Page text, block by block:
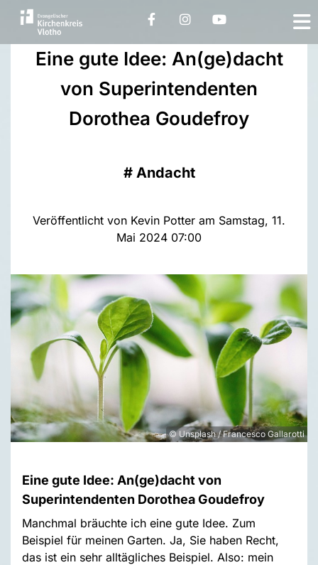
Eine gute Idee: An(ge)dacht
von Superintendenten
Dorothea Goudefroy
# Andacht
Veröffentlicht von Kevin Potter am Samstag, 11.
Mai 2024 07:00
© Unsplash / Francesco Gallarotti
Eine gute Idee: An(ge)dacht von
Superintendenten Dorothea Goudefroy
Manchmal bräuchte ich eine gute Idee. Zum
Beispiel für meinen Garten. Ja, Sie haben Recht,
das ist ein sehr alltägliches Beispiel. Also: mein